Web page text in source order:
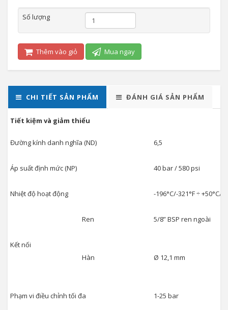
Số lượng
Thêm vào giỏ Mua ngay
CHI TIẾT SẢN PHẨM ĐÁNH GIÁ SẢN PHẨM
Tiết kiệm và giảm thiểu
Đường kính danh nghĩa (ND) 6,5
Áp suất định mức (NP) 40 bar / 580 psi
Nhiệt độ hoạt động -196°C/-321°F ÷ +50°C/
Kết nối
Ren 5/8” BSP ren ngoài
Hàn Ø 12,1 mm
Phạm vi điều chỉnh tối đa 1-25 bar